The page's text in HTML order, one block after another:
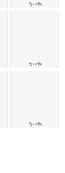
食べ物
食べ物
食べ物